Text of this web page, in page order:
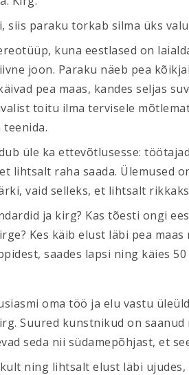
siis paraku torkab silma üks
kuna eestlased on
joon. Paraku näeb pea
pea maas, kandes seljas
toitu ilma tervisele
üle ka ettevõtlusesse:
lihtsalt raha saada. Ülemused
vaid selleks, et lihtsalt rikkaks
ja kirg? Kas tõesti ongi
Kes käib elust läbi pea
saades lapsi ning käies
oma töö ja elu vastu
Suured kunstnikud on
seda nii südamepõhjast, et
ning lihtsalt elust läbi